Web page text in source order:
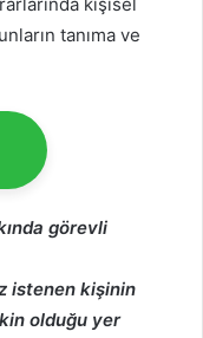
kişisel
tanıma ve
görevli
istenen kişinin
olduğu yer